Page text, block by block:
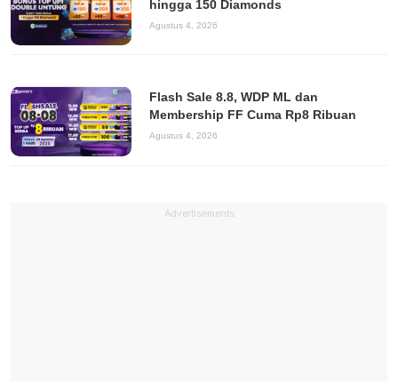
hingga 150 Diamonds
Agustus 4, 2026
Flash Sale 8.8, WDP ML dan
Membership FF Cuma Rp8 Ribuan
Agustus 4, 2026
Advertisements